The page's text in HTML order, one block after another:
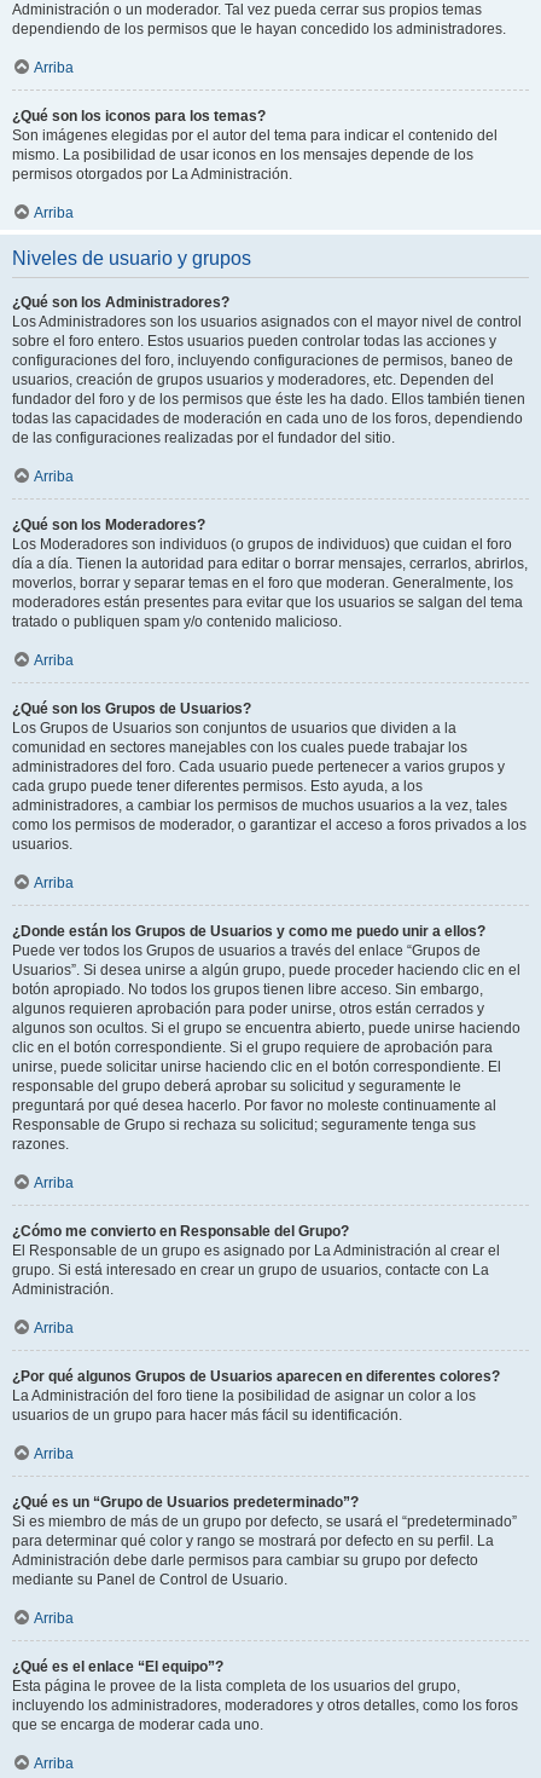
Administración o un moderador. Tal vez pueda cerrar sus propios temas
dependiendo de los permisos que le hayan concedido los administradores.
Arriba
¿Qué son los iconos para los temas?
Son imágenes elegidas por el autor del tema para indicar el contenido del
mismo. La posibilidad de usar iconos en los mensajes depende de los
permisos otorgados por La Administración.
Arriba
Niveles de usuario y grupos
¿Qué son los Administradores?
Los Administradores son los usuarios asignados con el mayor nivel de control
sobre el foro entero. Estos usuarios pueden controlar todas las acciones y
configuraciones del foro, incluyendo configuraciones de permisos, baneo de
usuarios, creación de grupos usuarios y moderadores, etc. Dependen del
fundador del foro y de los permisos que éste les ha dado. Ellos también tienen
todas las capacidades de moderación en cada uno de los foros, dependiendo
de las configuraciones realizadas por el fundador del sitio.
Arriba
¿Qué son los Moderadores?
Los Moderadores son individuos (o grupos de individuos) que cuidan el foro
día a día. Tienen la autoridad para editar o borrar mensajes, cerrarlos, abrirlos,
moverlos, borrar y separar temas en el foro que moderan. Generalmente, los
moderadores están presentes para evitar que los usuarios se salgan del tema
tratado o publiquen spam y/o contenido malicioso.
Arriba
¿Qué son los Grupos de Usuarios?
Los Grupos de Usuarios son conjuntos de usuarios que dividen a la
comunidad en sectores manejables con los cuales puede trabajar los
administradores del foro. Cada usuario puede pertenecer a varios grupos y
cada grupo puede tener diferentes permisos. Esto ayuda, a los
administradores, a cambiar los permisos de muchos usuarios a la vez, tales
como los permisos de moderador, o garantizar el acceso a foros privados a los
usuarios.
Arriba
¿Donde están los Grupos de Usuarios y como me puedo unir a ellos?
Puede ver todos los Grupos de usuarios a través del enlace “Grupos de
Usuarios”. Si desea unirse a algún grupo, puede proceder haciendo clic en el
botón apropiado. No todos los grupos tienen libre acceso. Sin embargo,
algunos requieren aprobación para poder unirse, otros están cerrados y
algunos son ocultos. Si el grupo se encuentra abierto, puede unirse haciendo
clic en el botón correspondiente. Si el grupo requiere de aprobación para
unirse, puede solicitar unirse haciendo clic en el botón correspondiente. El
responsable del grupo deberá aprobar su solicitud y seguramente le
preguntará por qué desea hacerlo. Por favor no moleste continuamente al
Responsable de Grupo si rechaza su solicitud; seguramente tenga sus
razones.
Arriba
¿Cómo me convierto en Responsable del Grupo?
El Responsable de un grupo es asignado por La Administración al crear el
grupo. Si está interesado en crear un grupo de usuarios, contacte con La
Administración.
Arriba
¿Por qué algunos Grupos de Usuarios aparecen en diferentes colores?
La Administración del foro tiene la posibilidad de asignar un color a los
usuarios de un grupo para hacer más fácil su identificación.
Arriba
¿Qué es un “Grupo de Usuarios predeterminado”?
Si es miembro de más de un grupo por defecto, se usará el “predeterminado”
para determinar qué color y rango se mostrará por defecto en su perfil. La
Administración debe darle permisos para cambiar su grupo por defecto
mediante su Panel de Control de Usuario.
Arriba
¿Qué es el enlace “El equipo”?
Esta página le provee de la lista completa de los usuarios del grupo,
incluyendo los administradores, moderadores y otros detalles, como los foros
que se encarga de moderar cada uno.
Arriba